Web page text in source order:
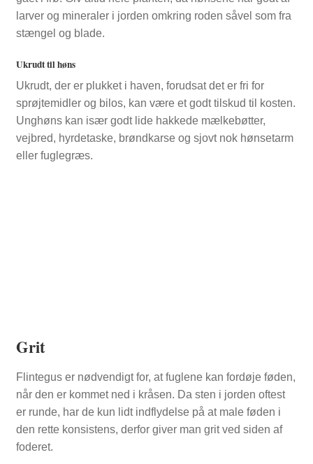
larver og mineraler i jorden omkring roden såvel som fra
stængel og blade.
Ukrudt til høns
Ukrudt, der er plukket i haven, forudsat det er fri for
sprøjtemidler og bilos, kan være et godt tilskud til kosten.
Unghøns kan især godt lide hakkede mælkebøtter,
vejbred, hyrdetaske, brøndkarse og sjovt nok hønsetarm
eller fuglegræs.
Grit
Flintegus er nødvendigt for, at fuglene kan fordøje føden,
når den er kommet ned i kråsen. Da sten i jorden oftest
er runde, har de kun lidt indflydelse på at male føden i
den rette konsistens, derfor giver man grit ved siden af
foderet.